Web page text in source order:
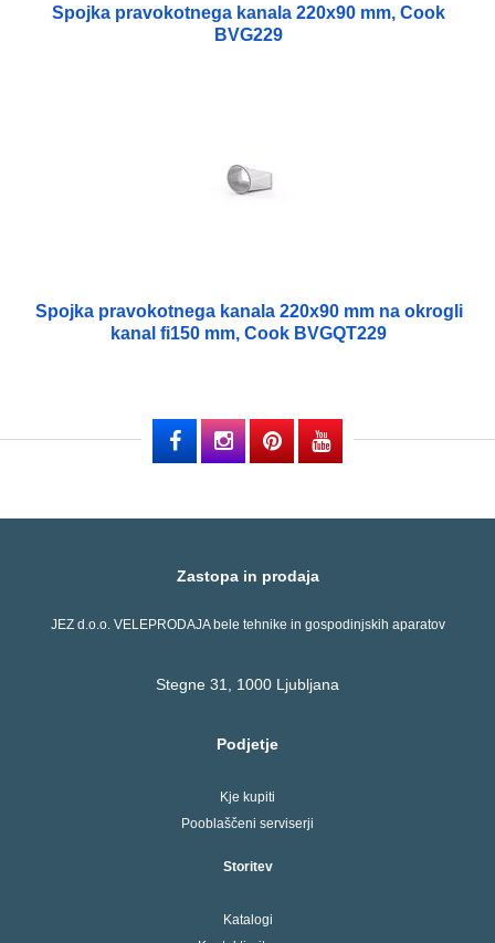
Spojka pravokotnega kanala 220x90 mm, Cook
BVG229
Spojka pravokotnega kanala 220x90 mm na okrogli
kanal fi150 mm, Cook BVGQT229
Zastopa in prodaja
JEZ d.o.o. VELEPRODAJA bele tehnike in gospodinjskih aparatov
Stegne 31, 1000 Ljubljana
Podjetje
Kje kupiti
Pooblaščeni serviserji
Storitev
Katalogi